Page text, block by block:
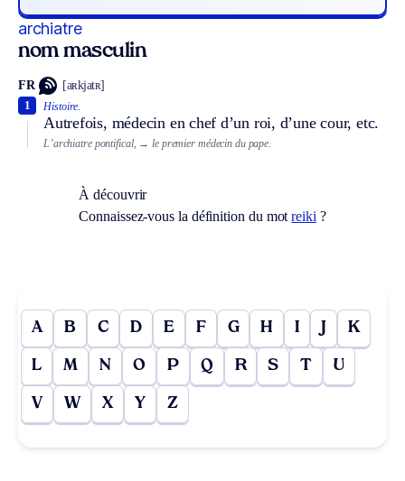
archiatre
nom masculin
FR [aʀkjatʀ]
Histoire.
Autrefois, médecin en chef d’un roi, d’une cour, etc.
1
L’archiatre pontifical, → le premier médecin du pape.
À découvrir
Connaissez-vous la définition du motreiki ?
A B C D E F G H I J K
L M N O P Q R S T U
V W X Y Z